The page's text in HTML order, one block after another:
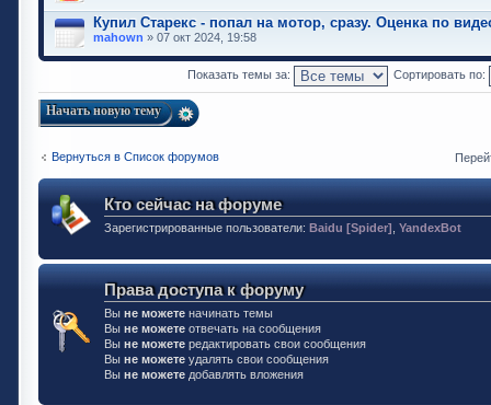
Купил Старекс - попал на мотор, сразу. Оценка по
mahown » 07 окт 2024, 19:58
Показать темы за: Сортировать по:
Начать новую тему
Вернуться в Список форумов
Кто сейчас на форуме
Зарегистрированные пользователи: Baidu [Spider] YandexBot
Права доступа к форуму
Вы не можете начинать темы
Вы не можете отвечать на сообщения
Вы не можете редактировать свои сообщения
Вы не можете удалять свои сообщения
Вы не можете добавлять вложения